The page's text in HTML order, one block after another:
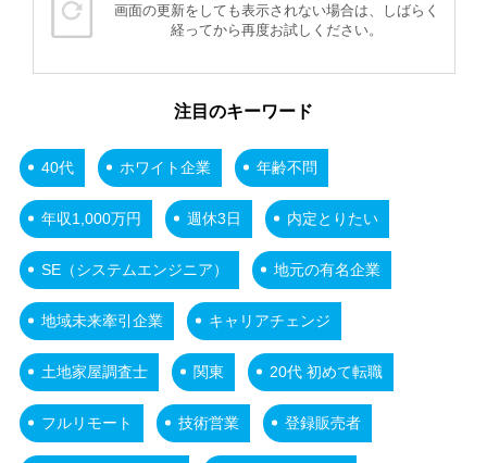
画面の更新をしても表示されない場合は、しばらく
経ってから再度お試しください。
注目のキーワード
40代 ホワイト企業 年齢不問
年収1,000万円 週休3日 内定とりたい
SE（システムエンジニア） 地元の有名企業
地域未来牽引企業 キャリアチェンジ
土地家屋調査士 関東 20代 初めて転職
フルリモート 技術営業 登録販売者